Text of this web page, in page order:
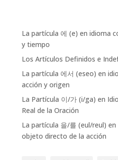
La partícula 에 (e) en idioma
y tiempo
Los Artículos Definidos e
La partícula 에서 (eseo) en
acción y origen
La Partícula 이/가 (i/ga) en
Real de la Oración
La partícula 을/를 (eul/reul)
objeto directo de la acción